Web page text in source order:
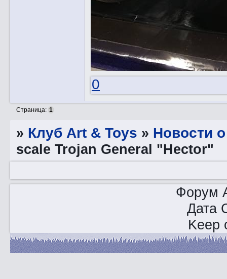
0
Страница: 1
» Клуб Art & Toys » ­Новости
scale Trojan General "Hector"
Форум
Дата
Keep